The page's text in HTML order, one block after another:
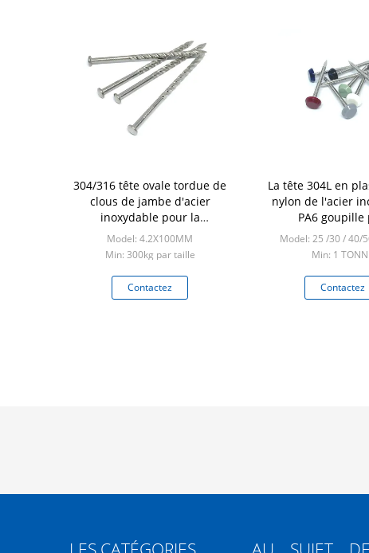
304/316 tête ovale tordue de
clous de jambe d'acier
inoxydable pour la
construction en bois
Model: 4.2X100MM
Min: 300kg par taille
Contactez
La tête 304L en
nylon de l'acier
PA6 goupille
Model: 25 /30 / 40/
Min: 1
Contactez